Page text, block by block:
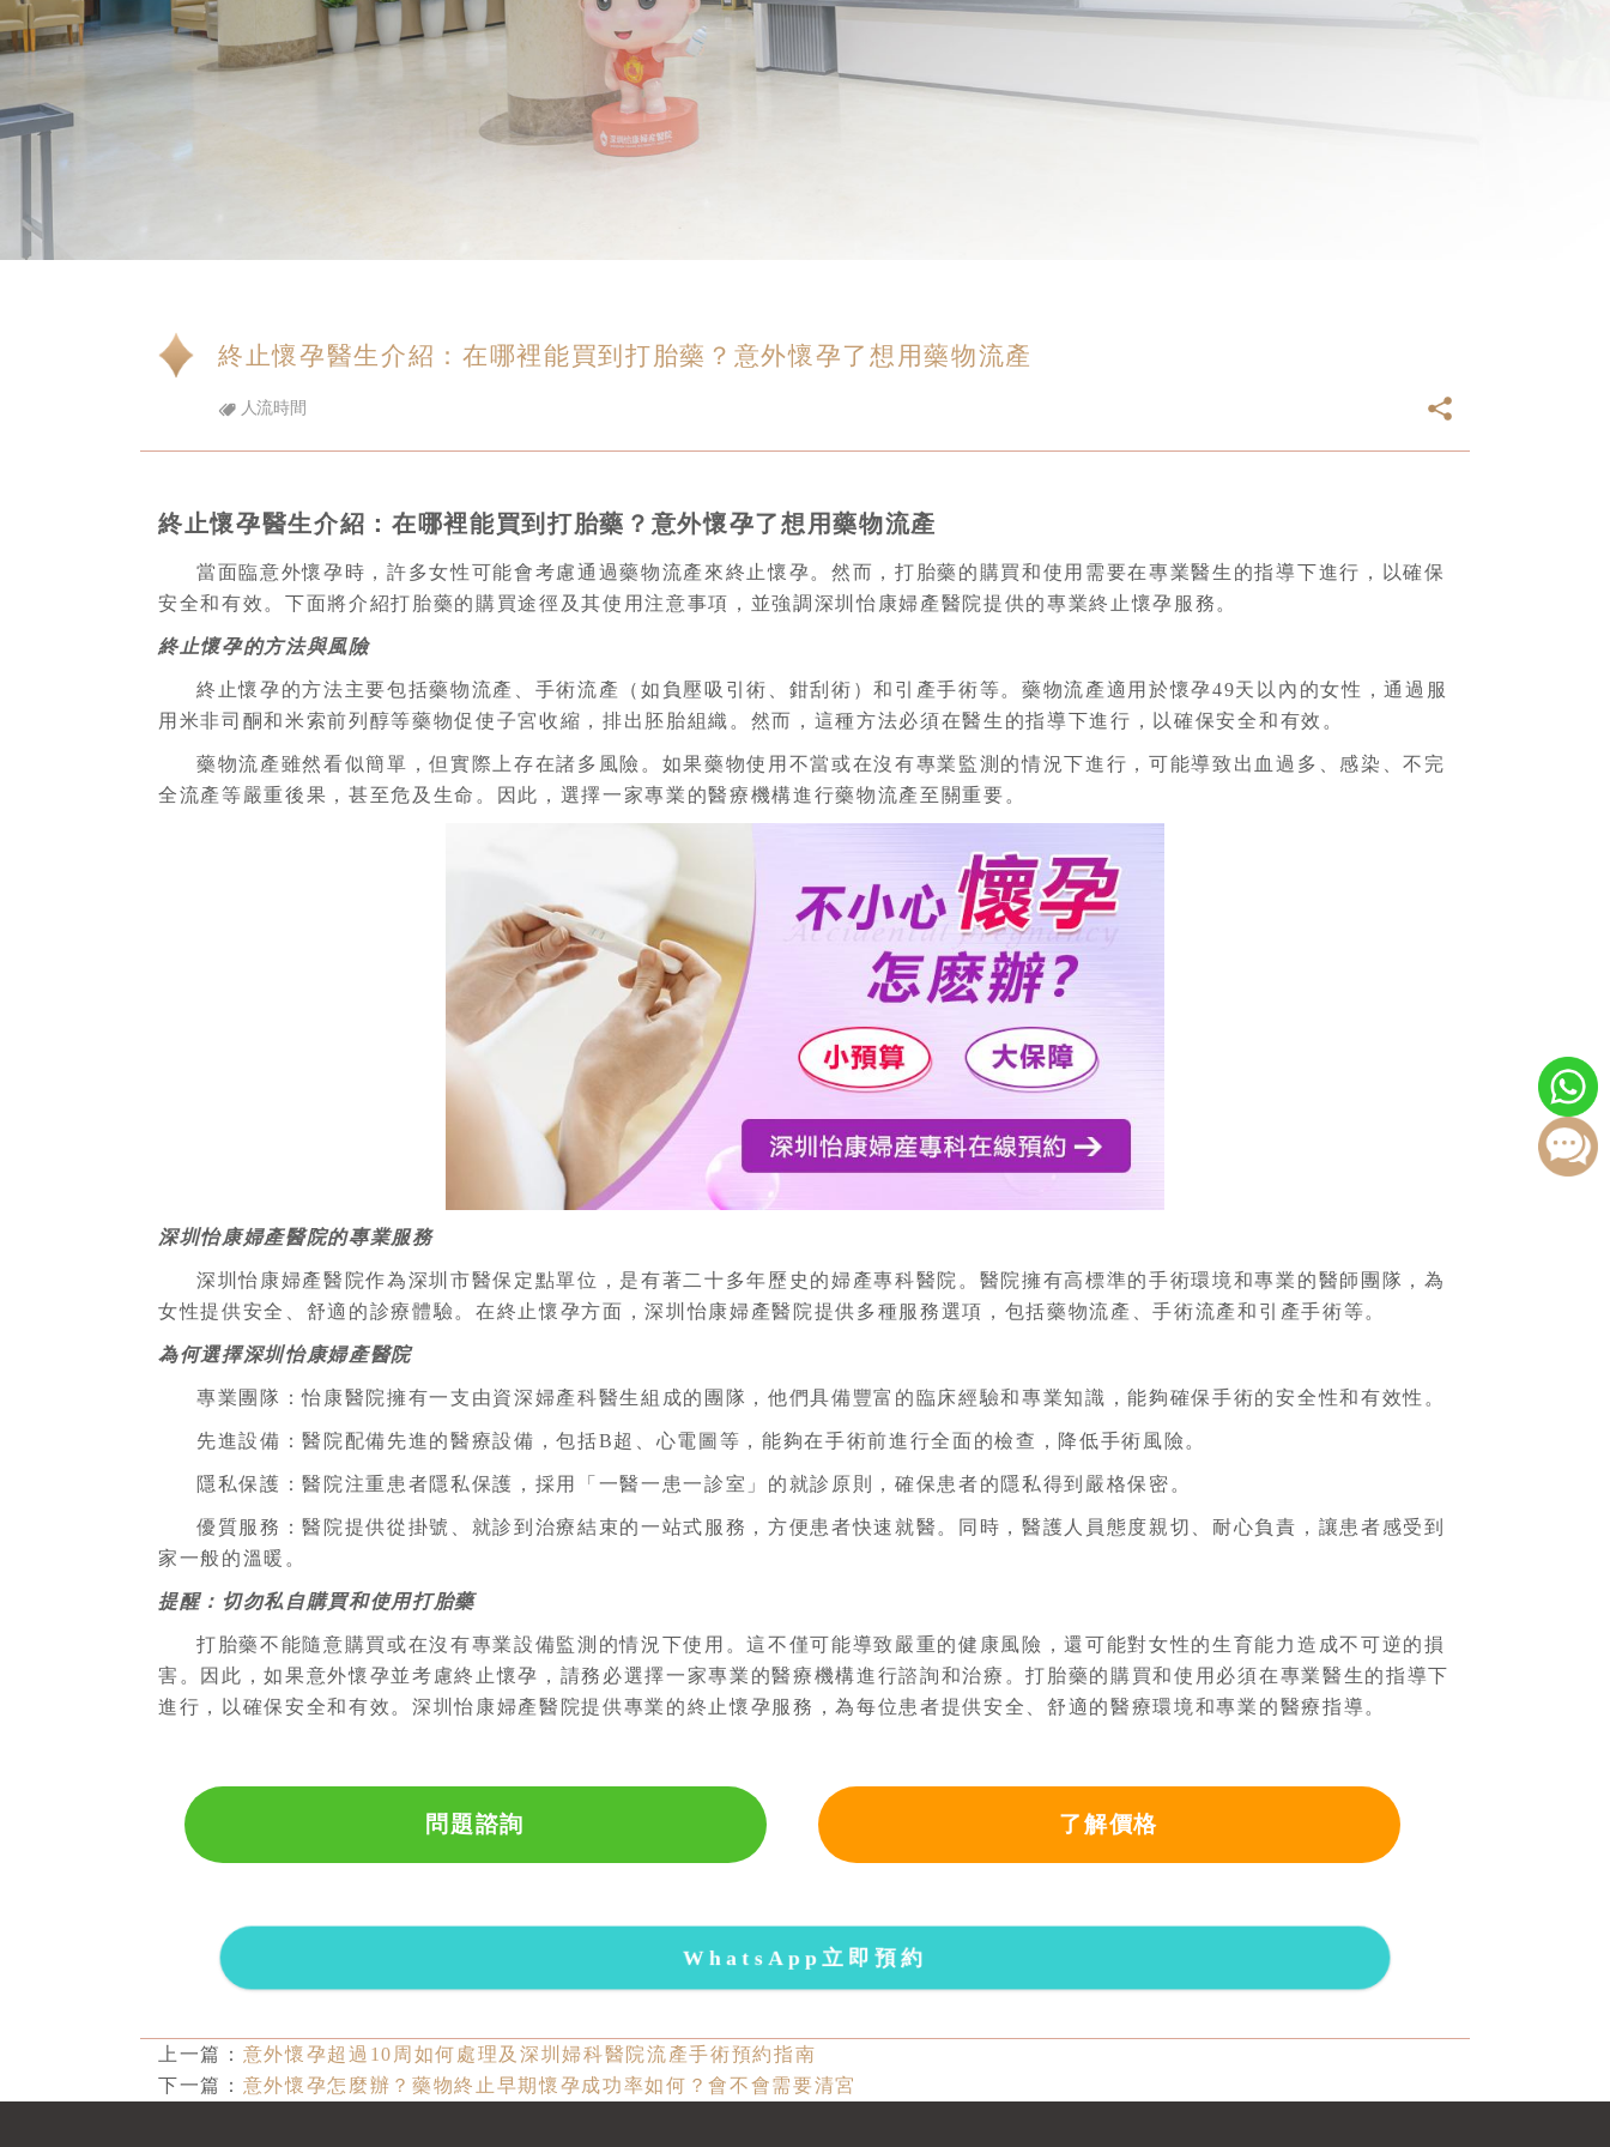
終止懷孕醫生介紹：在哪裡能買到打胎藥？意外懷孕了想用藥物流產
人流時間
終止懷孕醫生介紹：在哪裡能買到打胎藥？意外懷孕了想用藥物流產
當面臨意外懷孕時，許多女性可能會考慮通過藥物流產來終止懷孕。然而，打胎藥的購買和使用需要在專業醫生的指導下進行，以確保
安全和有效。下面將介紹打胎藥的購買途徑及其使用注意事項，並強調深圳怡康婦產醫院提供的專業終止懷孕服務。
終止懷孕的方法與風險
終止懷孕的方法主要包括藥物流產、手術流產（如負壓吸引術、鉗刮術）和引產手術等。藥物流產適用於懷孕49天以內的女性，通過服
用米非司酮和米索前列醇等藥物促使子宮收縮，排出胚胎組織。然而，這種方法必須在醫生的指導下進行，以確保安全和有效。
藥物流產雖然看似簡單，但實際上存在諸多風險。如果藥物使用不當或在沒有專業監測的情況下進行，可能導致出血過多、感染、不完
全流產等嚴重後果，甚至危及生命。因此，選擇一家專業的醫療機構進行藥物流產至關重要。
深圳怡康婦產醫院的專業服務
深圳怡康婦產醫院作為深圳市醫保定點單位，是有著二十多年歷史的婦產專科醫院。醫院擁有高標準的手術環境和專業的醫師團隊，為
女性提供安全、舒適的診療體驗。在終止懷孕方面，深圳怡康婦產醫院提供多種服務選項，包括藥物流產、手術流產和引產手術等。
為何選擇深圳怡康婦產醫院
專業團隊：怡康醫院擁有一支由資深婦產科醫生組成的團隊，他們具備豐富的臨床經驗和專業知識，能夠確保手術的安全性和有效性。
先進設備：醫院配備先進的醫療設備，包括B超、心電圖等，能夠在手術前進行全面的檢查，降低手術風險。
隱私保護：醫院注重患者隱私保護，採用「一醫一患一診室」的就診原則，確保患者的隱私得到嚴格保密。
優質服務：醫院提供從掛號、就診到治療結束的一站式服務，方便患者快速就醫。同時，醫護人員態度親切、耐心負責，讓患者感受到
家一般的溫暖。
提醒：切勿私自購買和使用打胎藥
打胎藥不能隨意購買或在沒有專業設備監測的情況下使用。這不僅可能導致嚴重的健康風險，還可能對女性的生育能力造成不可逆的損
害。因此，如果意外懷孕並考慮終止懷孕，請務必選擇一家專業的醫療機構進行諮詢和治療。打胎藥的購買和使用必須在專業醫生的指導下
進行，以確保安全和有效。深圳怡康婦產醫院提供專業的終止懷孕服務，為每位患者提供安全、舒適的醫療環境和專業的醫療指導。
問題諮詢 了解價格
WhatsApp立即預約
上一篇： ​意外懷孕超過10周如何處理及深圳婦科醫院流產手術預約指南
下一篇： 意外懷孕怎麼辦？藥物終止早期懷孕成功率如何？會不會需要清宮